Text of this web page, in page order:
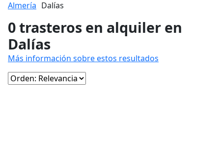
Almería Dalías
0 trasteros en alquiler en
Dalías
Más información sobre estos resultados